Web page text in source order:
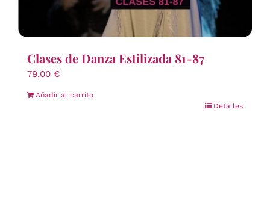
Clases de Danza Estilizada 81-87
79,00 €
Añadir al carrito
Detalles